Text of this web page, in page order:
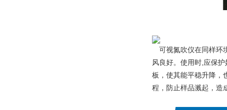
可视氮吹仪在同样环
风良好。使用时,应保
板，使其能平稳升降，
程，防止样品溅起，造